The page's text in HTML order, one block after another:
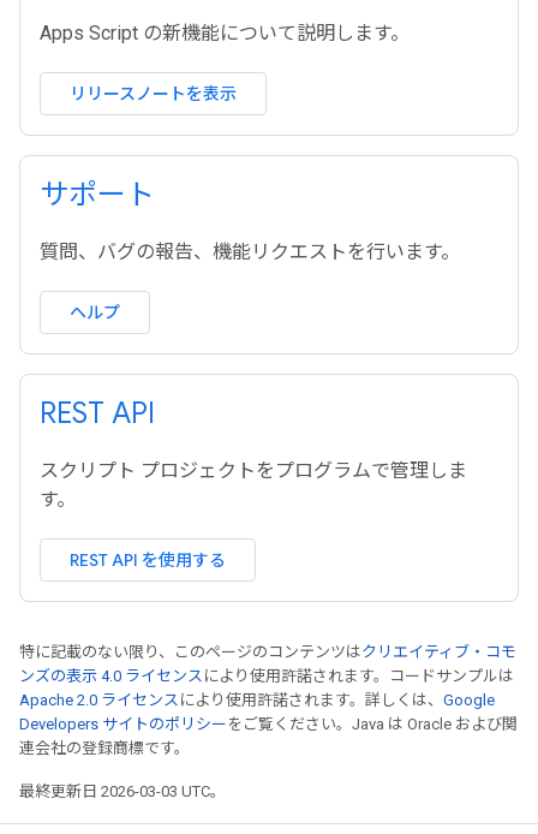
Apps Script の新機能について説明します。
リリースノートを表示
サポート
質問、バグの報告、機能リクエストを行います。
ヘルプ
REST API
スクリプト プロジェクトをプログラムで管理しま
す。
REST API を使用する
特に記載のない限り、このページのコンテンツはクリエイティブ・コモ
ンズの表示 4.0 ライセンス により使用許諾されます。コードサンプルは
Apache 2.0 ライセンス により使用許諾されます。詳しくは、 Google
Developers サイトのポリシー をご覧ください。Java は Oracle および関
連会社の登録商標です。
最終更新日 2026-03-03 UTC。